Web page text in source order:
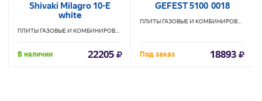
Shivaki Milagro 10-E
white
В наличии 22205
GEFEST 5100 0018
Под заказ 18893